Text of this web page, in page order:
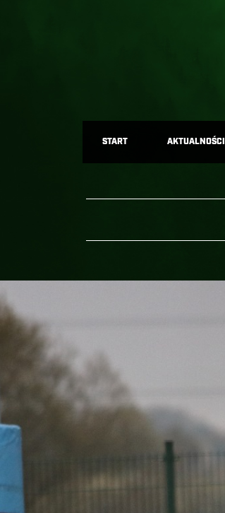
START AKTUALNOŚCI